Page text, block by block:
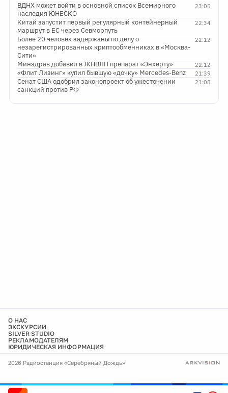
23:05
ВДНХ может войти в основной список Всемирного
наследия ЮНЕСКО
22:34
Китай запустит первый регулярный контейнерный
маршрут в ЕС через Севморпуть
22:12
Более 20 человек задержаны по делу о
незарегистрированных криптообменниках в «Москва-
Сити»
22:12
Минздрав добавил в ЖНВЛП препарат «Энхерту»
21:39
«Флит Лизинг» купил бывшую «дочку» Mercedes-Benz
21:08
Сенат США одобрил законопроект об ужесточении
санкций против РФ
О НАС
ЭКСКУРСИИ
SILVER STUDIO
РЕКЛАМОДАТЕЛЯМ
ЮРИДИЧЕСКАЯ ИНФОРМАЦИЯ
2026 Радиостанция «Серебряный Дождь»